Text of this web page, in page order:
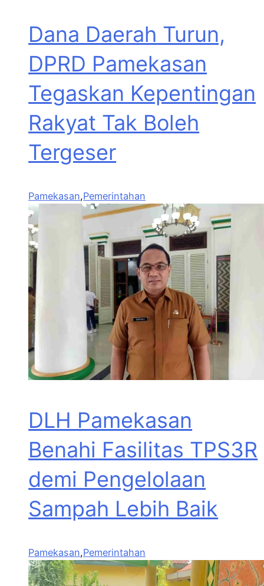
Dana Daerah Turun,
DPRD Pamekasan
Tegaskan Kepentingan
Rakyat Tak Boleh
Tergeser
Pamekasan,Pemerintahan
DLH Pamekasan
Benahi Fasilitas TPS3R
demi Pengelolaan
Sampah Lebih Baik
Pamekasan,Pemerintahan